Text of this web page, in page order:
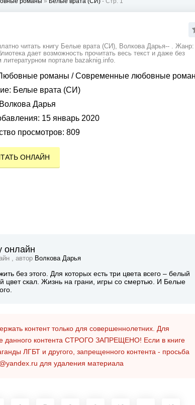
читать книгу Белые врата (СИ), Волкова Дарья-- . Жанр:
дает возможность прочитать весь текст и даже без
портале bazaknig.info.
романы /Современные любовные
Белые врата (СИ)
Волкова Дарья
15 январь 2020
просмотров: 809
ОНЛАЙН
онлайн
, автор Волкова Дарья
без этого. Для которых есть три цвета всего – белый
цвет скал. Жизнь на грани, игры со смертью. И Белые
контент только для совершеннолетних. Для
данного контента СТРОГО ЗАПРЕЩЕНО! Если в книге
ЛГБТ и другого, запрещенного контента - просьба
для удаления материала